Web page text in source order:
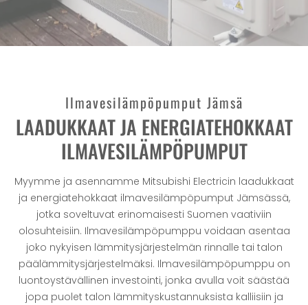
Ilmavesilämpöpumput Jämsä
LAADUKKAAT JA ENERGIATEHOKKAAT
ILMAVESILÄMPÖPUMPUT
Myymme ja asennamme Mitsubishi Electricin laadukkaat
ja energiatehokkaat ilmavesilämpöpumput Jämsässä,
jotka soveltuvat erinomaisesti Suomen vaativiin
olosuhteisiin. Ilmavesilämpöpumppu voidaan asentaa
joko nykyisen lämmitysjärjestelmän rinnalle tai talon
päälämmitysjärjestelmäksi. Ilmavesilämpöpumppu on
luontoystävällinen investointi, jonka avulla voit säästää
jopa puolet talon lämmityskustannuksista kalliisiin ja